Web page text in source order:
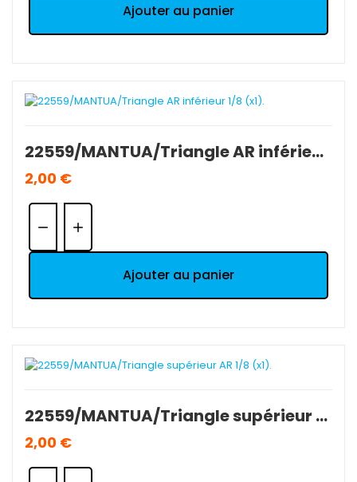
Ajouter au panier
22559/MANTUA/Triangle AR inférieur 1/8 (x1).
2,00 €
Quantité:
Ajouter au panier
22559/MANTUA/Triangle supérieur AR 1/8 (x1).
2,00 €
Quantité: